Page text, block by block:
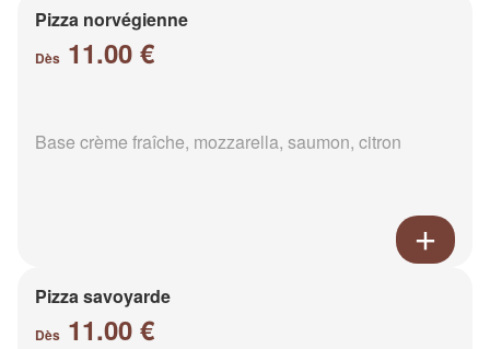
Pizza norvégienne
Dès 11.00 €
Base crème fraîche, mozzarella, saumon, citron
Pizza savoyarde
Dès 11.00 €